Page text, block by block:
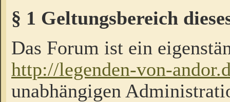
§ 1 Geltungsbereich
Das Forum ist ein
http://legenden-von-
unabhängigen